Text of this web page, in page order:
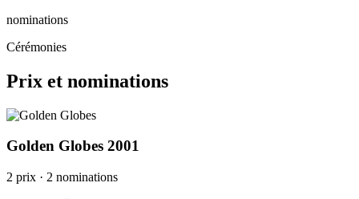
nominations
Cérémonies
Prix et nominations
Golden Globes 2001
2 prix · 2 nominations